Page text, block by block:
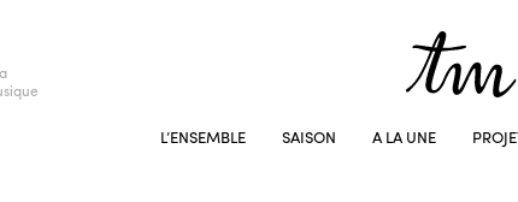
L’ENSEMBLE SAISON A LA UNE